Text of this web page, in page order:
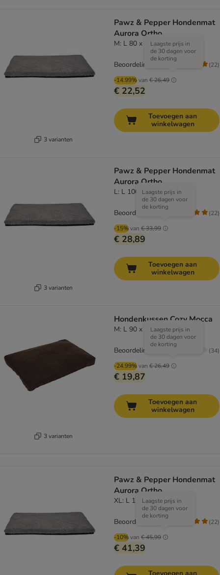
3 varianten
Pawz & Pepper Hondenmat
Aurora Ortho
M: L 80 x B 55 x H 5 cm
-14.99%van € 26,49
Laagste prijs in
de 30 dagen voor
de korting
€ 22,52
Beoordeling: 4.6/5 (22)
Toevoegen aan
winkelwagen
3 varianten
Pawz & Pepper Hondenmat
Aurora Ortho
L: L 100 x B 70 x H 5 cm
-15%van € 33,99
Laagste prijs in
de 30 dagen voor
de korting
€ 28,89
Beoordeling: 4.6/5 (22)
Toevoegen aan
winkelwagen
3 varianten
Hondenkussen Cozy Mocca
M: L 90 x B 59 x H 8 cm
-24.99%van € 26,49
Laagste prijs in
de 30 dagen voor
de korting
€ 19,87
Beoordeling: 4.1/5 (34)
Toevoegen aan
winkelwagen
Pawz & Pepper Hondenmat
Aurora Ortho
XL: L 120 x B 85 x H 5 cm
-10%van € 45,99
Laagste prijs in
de 30 dagen voor
de korting
€ 41,39
Beoordeling: 4.6/5 (22)